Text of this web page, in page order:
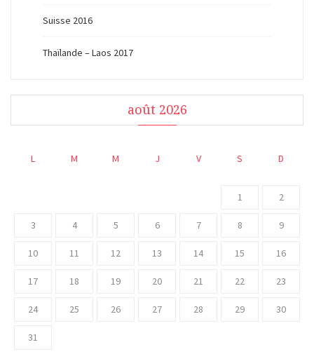
Suisse 2016
Thaïlande – Laos 2017
août 2026
L M M J V S D
1 2
3 4 5 6 7 8 9
10 11 12 13 14 15 16
17 18 19 20 21 22 23
24 25 26 27 28 29 30
31